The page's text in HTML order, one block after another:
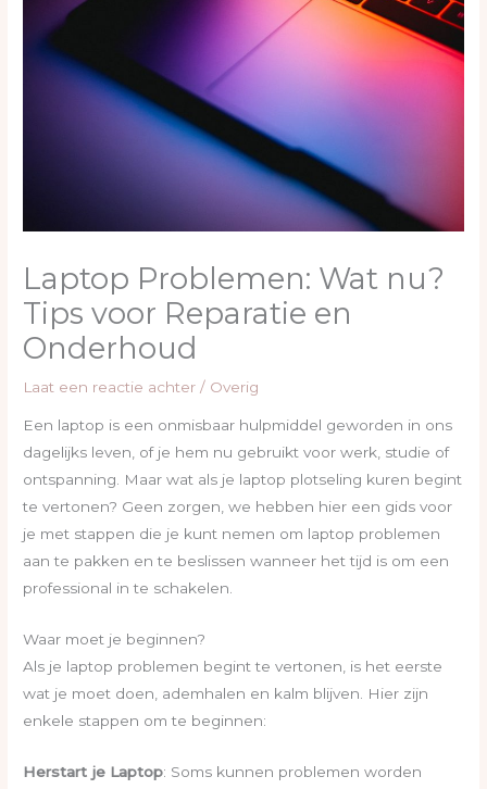
Laptop Problemen: Wat nu?
Tips voor Reparatie en
Onderhoud
Laat een reactie achter / Overig
Een laptop is een onmisbaar hulpmiddel geworden in ons
dagelijks leven, of je hem nu gebruikt voor werk, studie of
ontspanning. Maar wat als je laptop plotseling kuren begint
te vertonen? Geen zorgen, we hebben hier een gids voor
je met stappen die je kunt nemen om laptop problemen
aan te pakken en te beslissen wanneer het tijd is om een
professional in te schakelen.
Waar moet je beginnen?
Als je laptop problemen begint te vertonen, is het eerste
wat je moet doen, ademhalen en kalm blijven. Hier zijn
enkele stappen om te beginnen:
Herstart je Laptop: Soms kunnen problemen worden